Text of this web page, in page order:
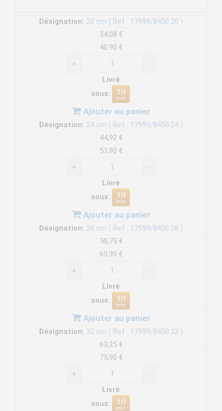
Désignation: 20 cm ( Ref : 17999/8450.20 )
34,08 €
40,90 €
+ -
Livré
sous:
Ajouter au panier
Désignation: 24 cm ( Ref : 17999/8450.24 )
44,92 €
53,90 €
+ -
Livré
sous:
Ajouter au panier
Désignation: 28 cm ( Ref : 17999/8450.28 )
50,75 €
60,90 €
+ -
Livré
sous:
Ajouter au panier
Désignation: 32 cm ( Ref : 17999/8450.32 )
63,25 €
75,90 €
+ -
Livré
sous: